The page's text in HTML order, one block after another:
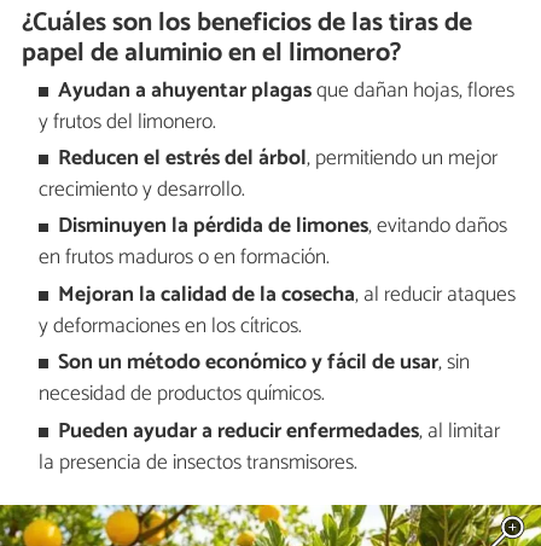
¿Cuáles son los beneficios de las tiras de
papel de aluminio en el limonero?
Ayudan a ahuyentar plagasque dañan hojas, flores
y frutos del limonero.
Reducen el estrés del árbol, permitiendo un mejor
crecimiento y desarrollo.
Disminuyen la pérdida de limones, evitando daños
en frutos maduros o en formación.
Mejoran la calidad de la cosecha, al reducir ataques
y deformaciones en los cítricos.
Son un método económico y fácil de usar, sin
necesidad de productos químicos.
Pueden ayudar a reducir enfermedades, al limitar
la presencia de insectos transmisores.